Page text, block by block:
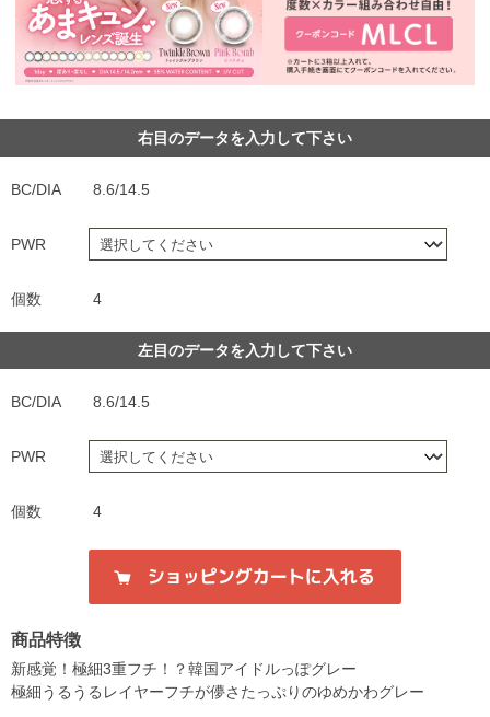
右目のデータを入力して下さい
BC/DIA 8.6/14.5
PWR
個数 4
左目のデータを入力して下さい
BC/DIA 8.6/14.5
PWR
個数 4
商品特徴
新感覚！極細3重フチ！？韓国アイドルっぽグレー
極細うるうるレイヤーフチが儚さたっぷりのゆめかわグレー